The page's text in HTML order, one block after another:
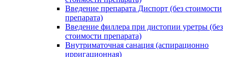
Введение препарата Диспорт (без стоимости
препарата)
Введение филлера при дистопии уретры (без
стоимости препарата)
Внутриматочная санация (аспирационно
ирригационная)